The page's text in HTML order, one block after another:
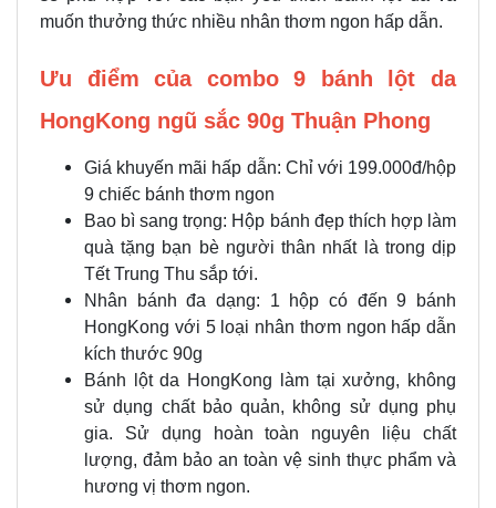
muốn thưởng thức nhiều nhân thơm ngon hấp dẫn.
Ưu điểm của combo 9 bánh lột da
HongKong ngũ sắc 90g Thuận Phong
Giá khuyến mãi hấp dẫn: Chỉ với 199.000đ/hộp
9 chiếc bánh thơm ngon
Bao bì sang trọng: Hộp bánh đẹp thích hợp làm
quà tặng bạn bè người thân nhất là trong dịp
Tết Trung Thu sắp tới.
Nhân bánh đa dạng: 1 hộp có đến 9 bánh
HongKong với 5 loại nhân thơm ngon hấp dẫn
kích thước 90g
Bánh lột da HongKong làm tại xưởng, không
sử dụng chất bảo quản, không sử dụng phụ
gia. Sử dụng hoàn toàn nguyên liệu chất
lượng, đảm bảo an toàn vệ sinh thực phẩm và
hương vị thơm ngon.